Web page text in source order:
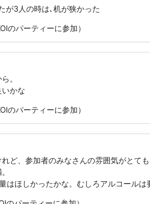
が3人の時は､机が狭かった
のパーティーに参加）
。
かな
のパーティーに参加）
ど、参加者のみなさんの雰囲気がとて
はほしかったかな。むしろアルコールは